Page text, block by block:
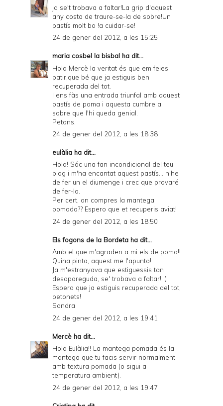
ja se't trobava a faltar!La grip d'aquest
any costa de traure-se-la de sobre!Un
pastís molt bo !a cuidar-se!
24 de gener del 2012, a les 15:25
maria cosbel la bisbal ha dit...
Hola Mercè la veritat és que em feies
patir,que bé que ja estiguis ben
recuperada del tot.
I ens fàs una entrada triunfal amb aquest
pastís de poma i aquesta cumbre a
sobre que l'hi queda genial.
Petons.
24 de gener del 2012, a les 18:38
eulàlia ha dit...
Hola! Sóc una fan incondicional del teu
blog i m'ha encantat aquest pastís... n'he
de fer un el diumenge i crec que provaré
de fer-lo.
Per cert, on compres la mantega
pomada?? Espero que et recuperis aviat!
24 de gener del 2012, a les 18:50
Els fogons de la Bordeta ha dit...
Amb el que m'agraden a mi els de poma!!
Quina pinta, aquest me l'apunto!
Ja m'estranyava que estiguessis tan
desapareguda, se' trobava a faltar! :)
Espero que ja estiguis recuperada del tot,
petonets!
Sandra
24 de gener del 2012, a les 19:41
Mercè ha dit...
Hola Eulàlia!! La mantega pomada és la
mantega que tu facis servir normalment
amb textura pomada (o sigui a
temperatura ambient).
24 de gener del 2012, a les 19:47